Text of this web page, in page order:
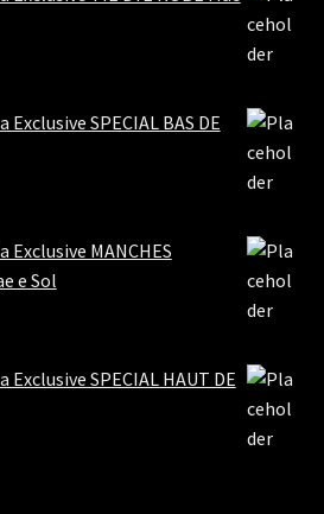
SPECIAL BAS DE
MANCHES
e Sol
SPECIAL HAUT DE